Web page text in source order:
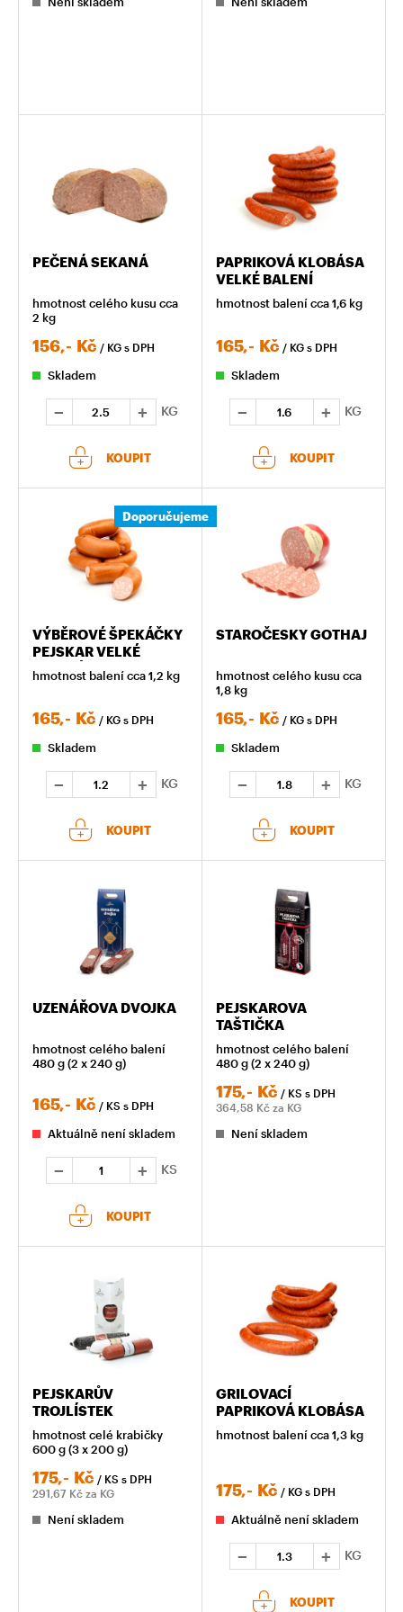
PEČENÁ SEKANÁ
hmotnost celého kusu cca
2 kg
156,- Kč / KG s DPH
Skladem
KG
KOUPIT
PAPRIKOVÁ KLOBÁSA
VELKÉ BALENÍ
hmotnost balení cca 1,6 kg
165,- Kč / KG s DPH
Skladem
KG
KOUPIT
Doporučujeme
VÝBĚROVÉ ŠPEKÁČKY
PEJSKAR VELKÉ
BALENÍ
hmotnost balení cca 1,2 kg
165,- Kč / KG s DPH
Skladem
KG
KOUPIT
STAROČESKY GOTHAJ
hmotnost celého kusu cca
1,8 kg
165,- Kč / KG s DPH
Skladem
KG
KOUPIT
UZENÁŘOVA DVOJKA
hmotnost celého balení
480 g (2 x 240 g)
165,- Kč / KS s DPH
Aktuálně není skladem
KS
KOUPIT
PEJSKAROVA
TAŠTIČKA
hmotnost celého balení
480 g (2 x 240 g)
175,- Kč / KS s DPH
364,58 Kč za KG
Není skladem
PEJSKARŮV
TROJLÍSTEK
hmotnost celé krabičky
600 g (3 x 200 g)
175,- Kč / KS s DPH
291,67 Kč za KG
Není skladem
GRILOVACÍ
PAPRIKOVÁ KLOBÁSA
hmotnost balení cca 1,3 kg
175,- Kč / KG s DPH
Aktuálně není skladem
KG
KOUPIT